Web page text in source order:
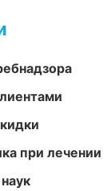
при лечении